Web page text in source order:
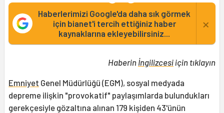
Haberlerimizi Google'da daha sık görmek
için bianet'i tercih ettiğiniz haber
kaynaklarına ekleyebilirsiniz...
×
Haberin İngilizcesiiçin tıklayın
Emniyet Genel Müdürlüğü (EGM), sosyal medyada
depreme ilişkin "provokatif" paylaşımlarda bulundukları
gerekçesiyle gözaltına alınan 179 kişiden 43'ünün